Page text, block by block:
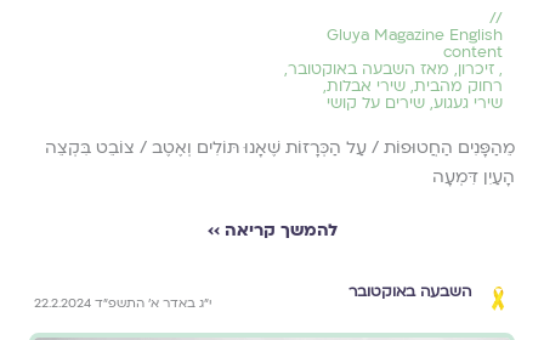
//
Gluya Magazine English
content
, זיכרון, מאז השבעה באוקטובר,
רחוק מהבית, שירי אבלות,
שירי געגוע, שירים על קושי
מֵהַפָּנִים הַחֲטוּפוֹת / עַל הַכְּרָזוֹת שֶׁאָנוּ תּוֹלִים וְאֶטֶב / צוֹבֵט בִּקְצֵה
הָעַיִן דִּמְעָה
להמשך קריאה ››
השבעה באוקטובר
י״ג באדר א׳ התשפ״ד 22.2.2024